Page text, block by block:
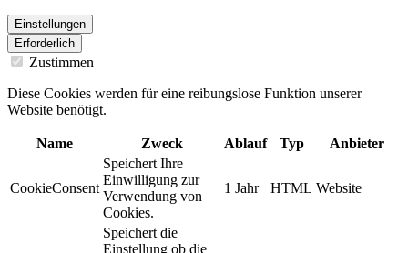
Einstellungen
Erforderlich
Zustimmen
Diese Cookies werden für eine reibungslose Funktion unserer
Website benötigt.
Name Zweck Ablauf Typ Anbieter
CookieConsent
Speichert Ihre
Einwilligung zur
Verwendung von
Cookies.
1 Jahr HTML Website
Speichert die
Einstellung ob die